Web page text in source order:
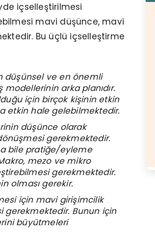
içselleştirilmesi
mavi düşünce, mavi
Bu üçlü içselleştirme
düşünsel ve en önemli
arka planıdır.
için birçok kişinin etkin
etkin hale gelebilmektedir.
düşünce olarak
gerekmektedir.
bile pratiğe/eyleme
mezo ve mikro
gerekmektedir.
olması gerekir.
için mavi girişimcilik
Bunun için
büyütmeleri